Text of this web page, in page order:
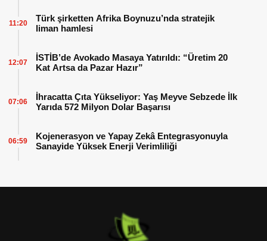
Türk şirketten Afrika Boynuzu’nda stratejik
liman hamlesi
11:20
İSTİB’de Avokado Masaya Yatırıldı: “Üretim 20
Kat Artsa da Pazar Hazır”
12:07
İhracatta Çıta Yükseliyor: Yaş Meyve Sebzede İlk
Yarıda 572 Milyon Dolar Başarısı
07:06
Kojenerasyon ve Yapay Zekâ Entegrasyonuyla
Sanayide Yüksek Enerji Verimliliği
06:59